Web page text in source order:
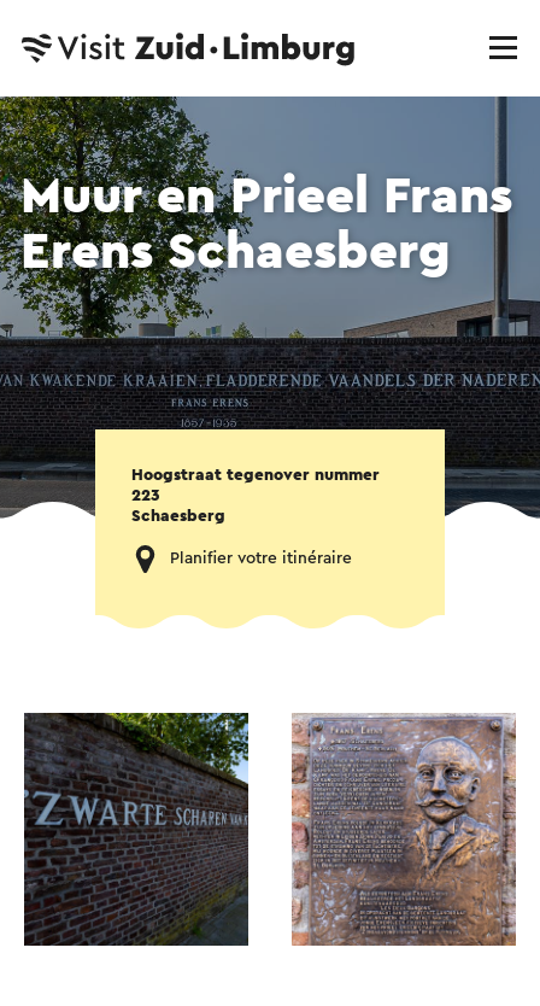
Muur en Prieel Frans
Erens Schaesberg
Hoogstraat tegenover nummer
223
Schaesberg
Planifier votre itinéraire